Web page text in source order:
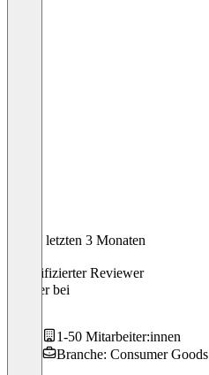
In den letzten 3 Monaten
Verifizierter Reviewer
Inhaberbei
1-50 Mitarbeiter:innen
Branche: Consumer Goods